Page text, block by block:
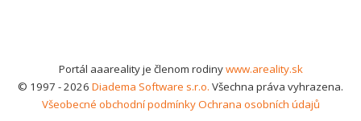
Portál aaareality je členom rodinywww.areality.sk
© 1997 - 2026 Diadema Software s.r.o. Všechna práva vyhrazena.
Všeobecné obchodní podmínkyOchrana osobních údajů